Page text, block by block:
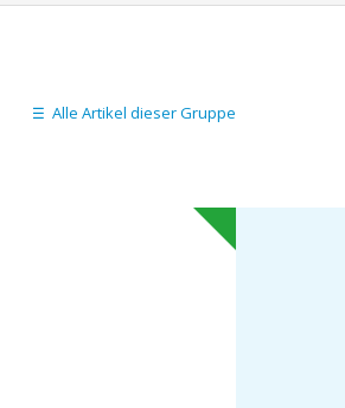
Alle Artikel dieser Gruppe